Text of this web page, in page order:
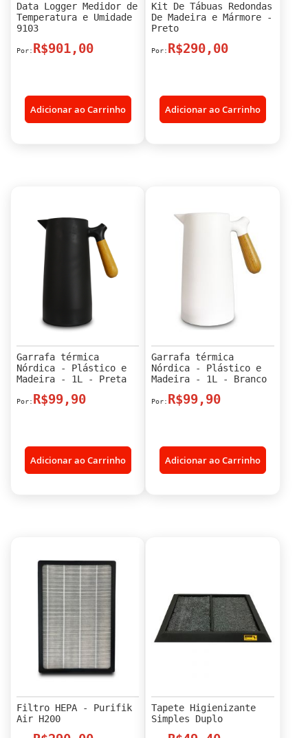
Data Logger Medidor de
Temperatura e Umidade
9103
R$901,00
Adicionar ao Carrinho
Kit De Tábuas Redondas
De Madeira e Mármore -
Preto
R$290,00
Adicionar ao Carrinho
Garrafa térmica
Nórdica - Plástico e
Madeira - 1L - Preta
R$99,90
Adicionar ao Carrinho
Garrafa térmica
Nórdica - Plástico e
Madeira - 1L - Branco
R$99,90
Adicionar ao Carrinho
Filtro HEPA - Purifik
Air H200
Tapete Higienizante
Simples Duplo